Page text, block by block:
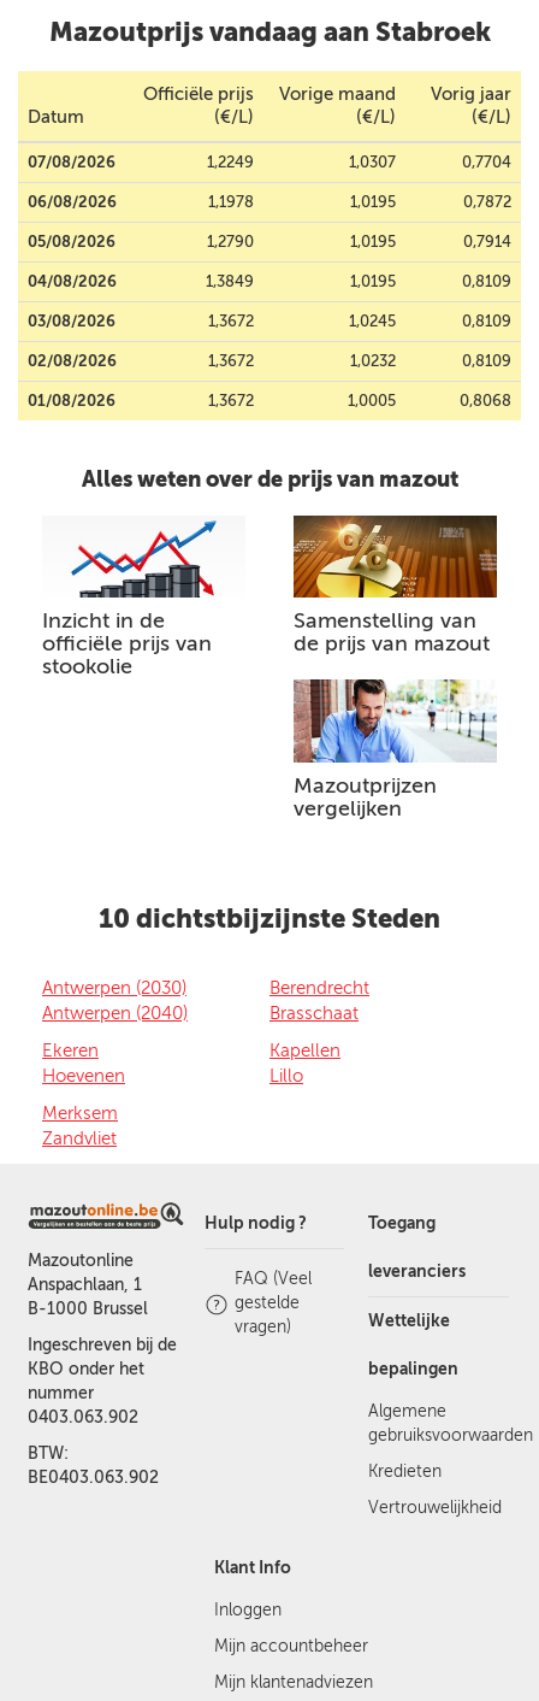
Mazoutprijs vandaag aan Stabroek
Datum
Officiële prijs
(€/L)
Vorige maand
(€/L)
Vorig jaar
(€/L)
07/08/2026 1,2249 1,0307 0,7704
06/08/2026 1,1978 1,0195 0,7872
05/08/2026 1,2790 1,0195 0,7914
04/08/2026 1,3849 1,0195 0,8109
03/08/2026 1,3672 1,0245 0,8109
02/08/2026 1,3672 1,0232 0,8109
01/08/2026 1,3672 1,0005 0,8068
Alles weten over de prijs van mazout
Inzicht in de
officiële prijs van
stookolie
Samenstelling van
de prijs van mazout
Mazoutprijzen
vergelijken
10 dichtstbijzijnste Steden
Antwerpen (2030)
Antwerpen (2040)
Berendrecht
Brasschaat
Ekeren
Hoevenen
Kapellen
Lillo
Merksem
Zandvliet
Mazoutonline
Anspachlaan, 1
B-1000 Brussel
Ingeschreven bij de
KBO onder het
nummer
0403.063.902
BTW:
BE0403.063.902
Hulp nodig ?
FAQ (Veel
gestelde
vragen)
Toegang
leveranciers
Wettelijke
bepalingen
Algemene
gebruiksvoorwaarden
Kredieten
Vertrouwelijkheid
Klant Info
Inloggen
Mijn accountbeheer
Mijn klantenadviezen